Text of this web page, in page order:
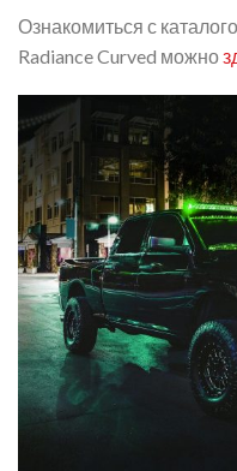
Ознакомиться с
Radiance Curved можно